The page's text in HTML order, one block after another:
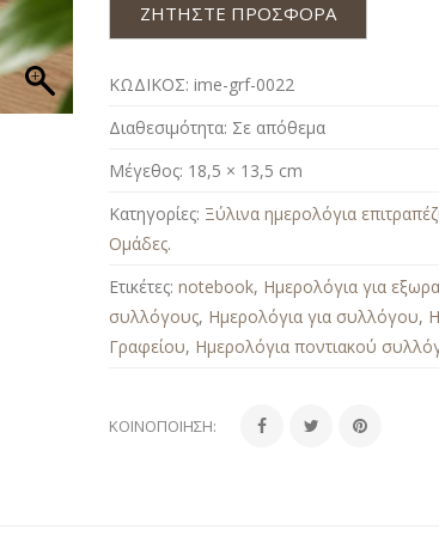
ΖΗΤΗΣΤΕ ΠΡΟΣΦΟΡΑ
ΚΩΔΙΚΟΣ: ime-grf-0022
Διαθεσιμότητα: Σε απόθεμα
Μέγεθος: 18,5 × 13,5 cm
Κατηγορίες: Ξύλινα ημερολόγια
Ομάδες.
Ετικέτες:notebook, Ημερολόγια για
συλλόγους, Ημερολόγια για συλλόγου,
Γραφείου, Ημερολόγια ποντιακού
ΚΟΙΝΟΠΟΊΗΣΗ: